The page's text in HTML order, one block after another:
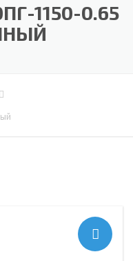
1150-0.65